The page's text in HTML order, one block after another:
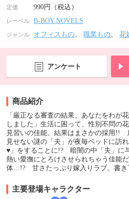
定価 990円（税込）
レーベル B-BOY NOVELS
ジャンル オフィスもの、職業もの、花
アンケート
商品紹介
「厳正なる審査の結果、あなたをわが
しました」生活に困って、性別不問の
見習いの佳能。結果はまさかの採用!!
見せない謎の「夫」が夜毎ベッドに訪
♥」をすることに!? 暗闇の中「夫」に
熱い愛撫にとろけさせられちゃう佳能
体…!? 甘さたっぷり嫁入りラブ。書き
主要登場キャラクター